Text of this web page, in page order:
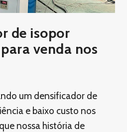
de isopor
venda nos
um densificador de
e baixo custo nos
nossa história de